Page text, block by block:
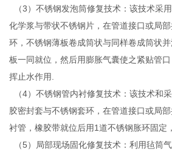
（3）不锈钢发泡筒修复技术：该技术采
化学浆与带状不锈钢片，在管道接口或局
环，不锈钢薄板卷成筒状与同样卷成筒状
板一同就位，然后用膨胀气囊使之紧贴管
挥止水作用.
（4）不锈钢管内衬修复技术：该技术和
胶密封套与不锈钢套环，在管道接口或局
衬管，橡胶带就位后用1道不锈钢胀环固定
（5）局部现场固化修复技术：利用毡筒